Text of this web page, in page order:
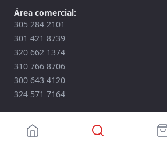
Área comercial:
305 284 2101
301 421 8739
320 662 1374
310 766 8706
300 643 4120
324 571 7164